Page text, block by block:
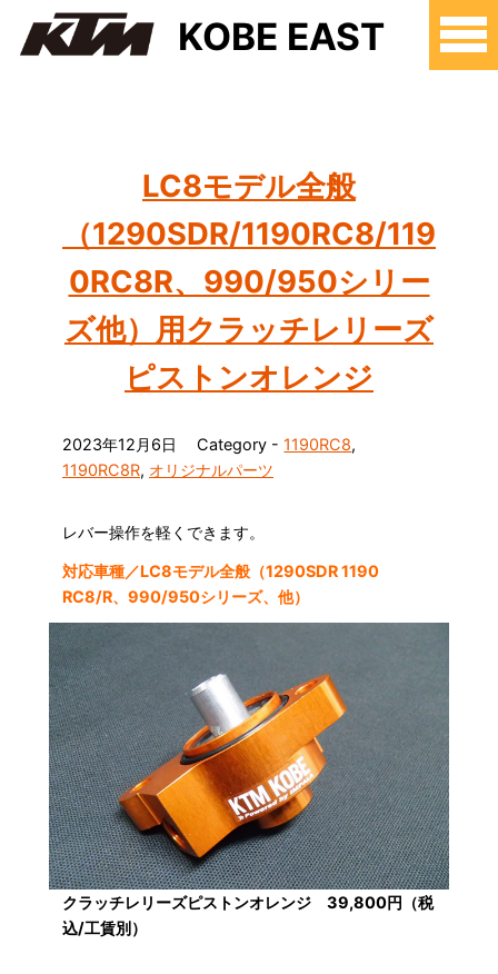
KOBE EAST
LC8モデル全般
（1290SDR/1190RC8/119
0RC8R、990/950シリー
ズ他）用クラッチレリーズ
ピストンオレンジ
2023年12月6日 Category -1190RC8,
1190RC8R, オリジナルパーツ
レバー操作を軽くできます。
対応車種／LC8モデル全般（1290SDR 1190
RC8/R、990/950シリーズ、他）
クラッチレリーズピストンオレンジ 39,800円（税
込/工賃別）